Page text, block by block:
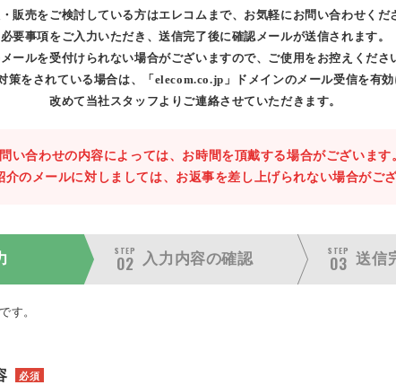
販売をご検討している方はエレコムまで、お気軽にお問い合わせくだ
必要事項をご入力いただき、送信完了後に確認メールが送信されます。
ールを受付けられない場合がございますので、ご使用をお控えくださ
策をされている場合は、「elecom.co.jp」ドメインのメール受信を有効
改めて当社スタッフよりご連絡させていただきます。
い合わせの内容によっては、お時間を頂戴する場合がございます
介のメールに対しましては、お返事を差し上げられない場合がござ
STEP
02 入力内容の確認
STEP
03 送信
す。
必須